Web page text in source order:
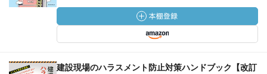
建設現場のハラスメント防止対策ハンドブック【改訂